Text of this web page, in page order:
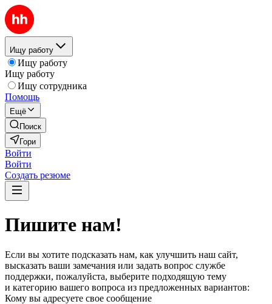
Ищу работу
Ищу работу
Ищу работу
Ищу сотрудника
Помощь
Ещё
Поиск
Гори
Войти
Войти
Создать резюме
Пишите нам!
Если вы хотите подсказать нам, как улучшить наш сайт,
высказать ваши замечания или задать вопрос службе
поддержки, пожалуйста, выберите подходящую тему
и категорию вашего вопроса из предложенных вариантов:
Кому вы адресуете свое сообщение